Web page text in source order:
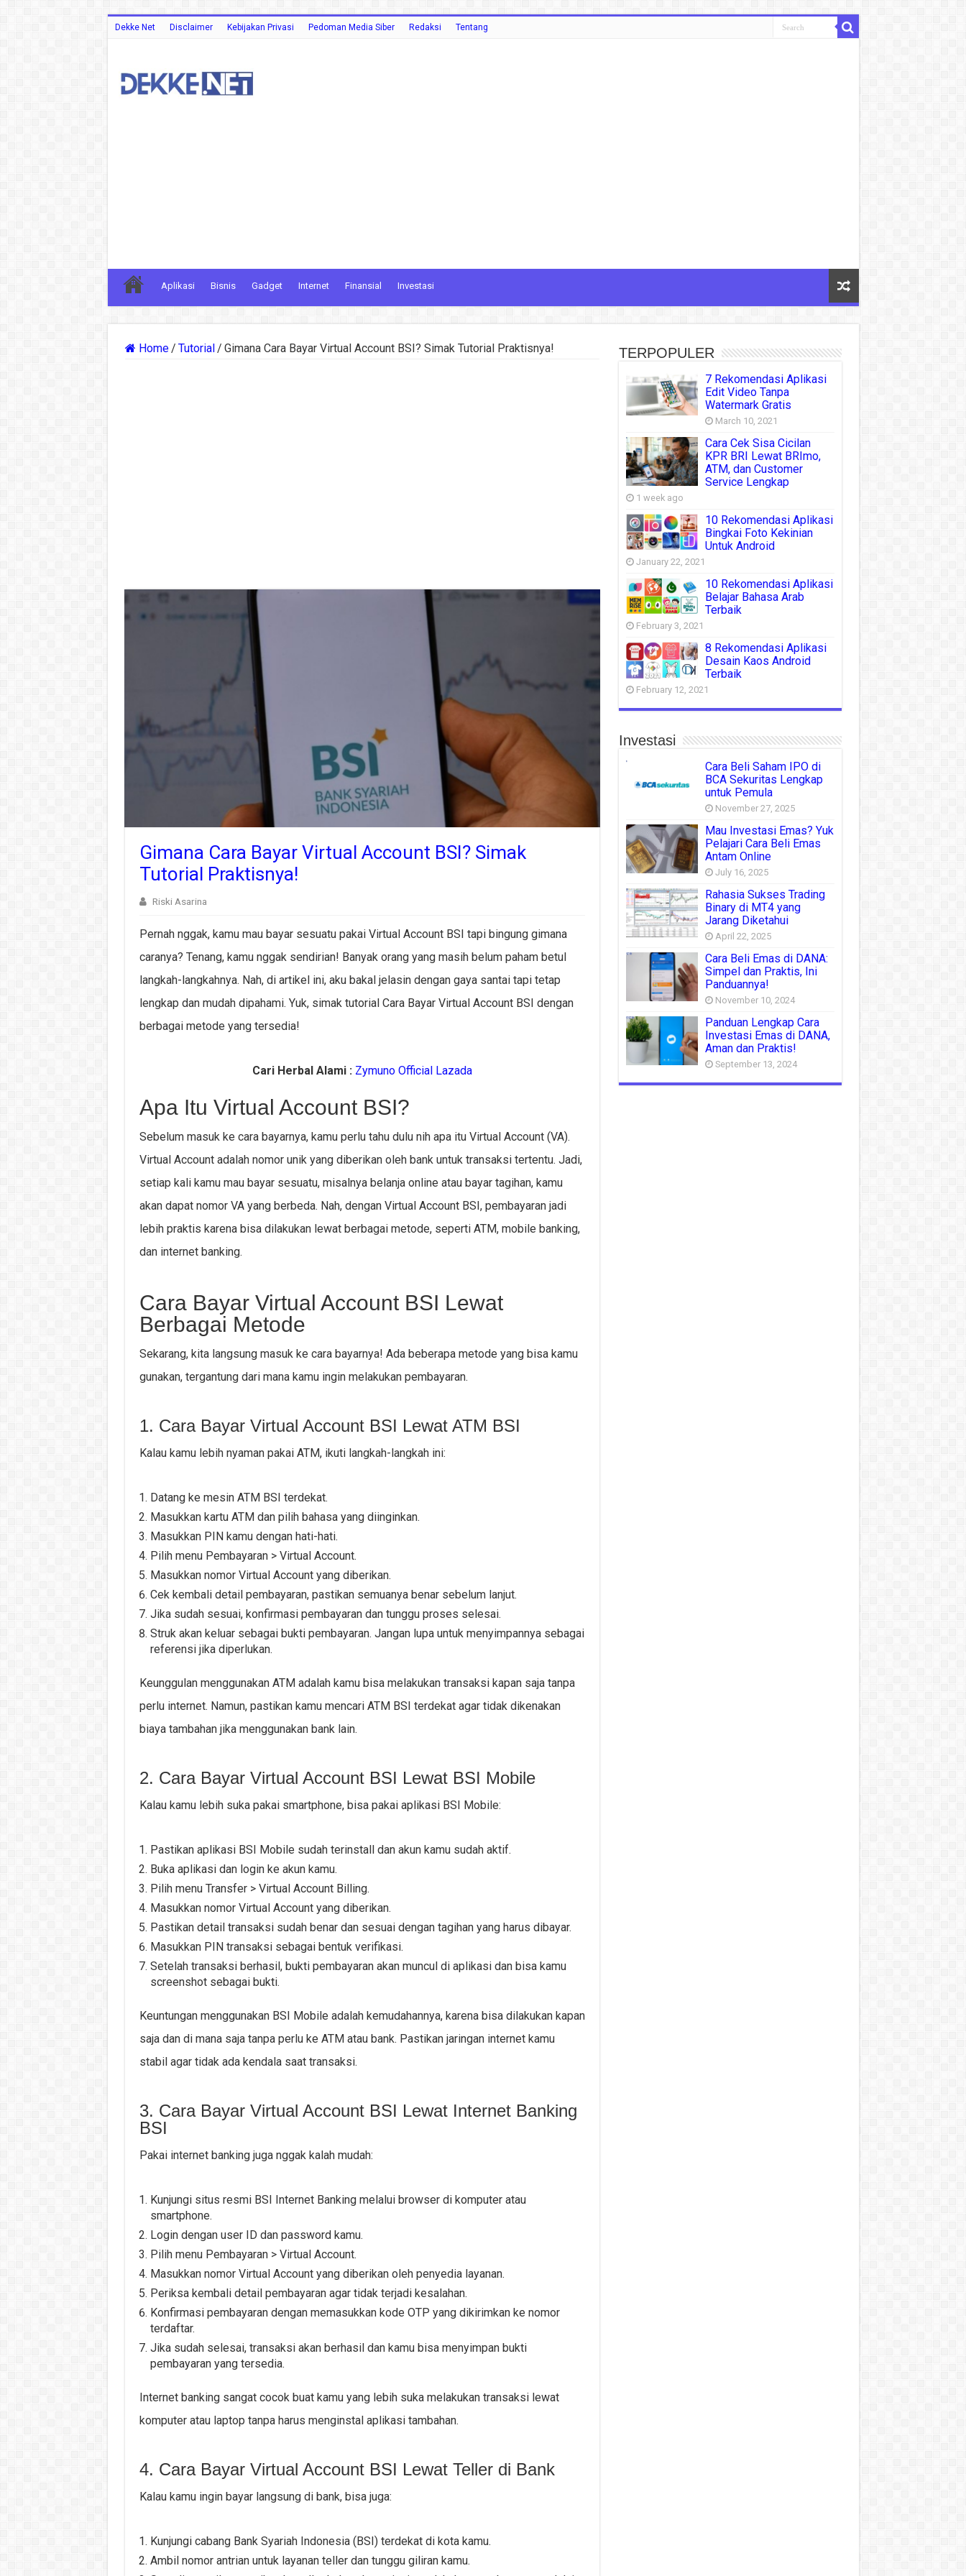
Dekke Net Disclaimer Kebijakan Privasi Pedoman Media Siber Redaksi Tentang
Aplikasi Bisnis Gadget Internet Finansial Investasi
Home/ Tutorial/ Gimana Cara Bayar Virtual Account BSI? Simak Tutorial Praktisnya!
Gimana Cara Bayar Virtual Account BSI? Simak
Tutorial Praktisnya!
Riski Asarina
Pernah nggak, kamu mau bayar sesuatu pakai Virtual Account BSI tapi bingung gimana
caranya? Tenang, kamu nggak sendirian! Banyak orang yang masih belum paham betul
langkah-langkahnya. Nah, di artikel ini, aku bakal jelasin dengan gaya santai tapi tetap
lengkap dan mudah dipahami. Yuk, simak tutorial Cara Bayar Virtual Account BSI dengan
berbagai metode yang tersedia!
Cari Herbal Alami : Zymuno Official Lazada
Apa Itu Virtual Account BSI?
Sebelum masuk ke cara bayarnya, kamu perlu tahu dulu nih apa itu Virtual Account (VA).
Virtual Account adalah nomor unik yang diberikan oleh bank untuk transaksi tertentu. Jadi,
setiap kali kamu mau bayar sesuatu, misalnya belanja online atau bayar tagihan, kamu
akan dapat nomor VA yang berbeda. Nah, dengan Virtual Account BSI, pembayaran jadi
lebih praktis karena bisa dilakukan lewat berbagai metode, seperti ATM, mobile banking,
dan internet banking.
Cara Bayar Virtual Account BSI Lewat
Berbagai Metode
Sekarang, kita langsung masuk ke cara bayarnya! Ada beberapa metode yang bisa kamu
gunakan, tergantung dari mana kamu ingin melakukan pembayaran.
1. Cara Bayar Virtual Account BSI Lewat ATM BSI
Kalau kamu lebih nyaman pakai ATM, ikuti langkah-langkah ini:
Datang ke mesin ATM BSI terdekat.
Masukkan kartu ATM dan pilih bahasa yang diinginkan.
Masukkan PIN kamu dengan hati-hati.
Pilih menu Pembayaran > Virtual Account.
Masukkan nomor Virtual Account yang diberikan.
Cek kembali detail pembayaran, pastikan semuanya benar sebelum lanjut.
Jika sudah sesuai, konfirmasi pembayaran dan tunggu proses selesai.
Struk akan keluar sebagai bukti pembayaran. Jangan lupa untuk menyimpannya sebagai
referensi jika diperlukan.
Keunggulan menggunakan ATM adalah kamu bisa melakukan transaksi kapan saja tanpa
perlu internet. Namun, pastikan kamu mencari ATM BSI terdekat agar tidak dikenakan
biaya tambahan jika menggunakan bank lain.
2. Cara Bayar Virtual Account BSI Lewat BSI Mobile
Kalau kamu lebih suka pakai smartphone, bisa pakai aplikasi BSI Mobile:
Pastikan aplikasi BSI Mobile sudah terinstall dan akun kamu sudah aktif.
Buka aplikasi dan login ke akun kamu.
Pilih menu Transfer > Virtual Account Billing.
Masukkan nomor Virtual Account yang diberikan.
Pastikan detail transaksi sudah benar dan sesuai dengan tagihan yang harus dibayar.
Masukkan PIN transaksi sebagai bentuk verifikasi.
Setelah transaksi berhasil, bukti pembayaran akan muncul di aplikasi dan bisa kamu
screenshot sebagai bukti.
Keuntungan menggunakan BSI Mobile adalah kemudahannya, karena bisa dilakukan kapan
saja dan di mana saja tanpa perlu ke ATM atau bank. Pastikan jaringan internet kamu
stabil agar tidak ada kendala saat transaksi.
3. Cara Bayar Virtual Account BSI Lewat Internet Banking
BSI
Pakai internet banking juga nggak kalah mudah:
Kunjungi situs resmi BSI Internet Banking melalui browser di komputer atau
smartphone.
Login dengan user ID dan password kamu.
Pilih menu Pembayaran > Virtual Account.
Masukkan nomor Virtual Account yang diberikan oleh penyedia layanan.
Periksa kembali detail pembayaran agar tidak terjadi kesalahan.
Konfirmasi pembayaran dengan memasukkan kode OTP yang dikirimkan ke nomor
terdaftar.
Jika sudah selesai, transaksi akan berhasil dan kamu bisa menyimpan bukti
pembayaran yang tersedia.
Internet banking sangat cocok buat kamu yang lebih suka melakukan transaksi lewat
komputer atau laptop tanpa harus menginstal aplikasi tambahan.
4. Cara Bayar Virtual Account BSI Lewat Teller di Bank
Kalau kamu ingin bayar langsung di bank, bisa juga:
Kunjungi cabang Bank Syariah Indonesia (BSI) terdekat di kota kamu.
Ambil nomor antrian untuk layanan teller dan tunggu giliran kamu.
TERPOPULER
7 Rekomendasi Aplikasi
Edit Video Tanpa
Watermark Gratis
March 10, 2021
Cara Cek Sisa Cicilan
KPR BRI Lewat BRImo,
ATM, dan Customer
Service Lengkap
1 week ago
10 Rekomendasi Aplikasi
Bingkai Foto Kekinian
Untuk Android
January 22, 2021
10 Rekomendasi Aplikasi
Belajar Bahasa Arab
Terbaik
February 3, 2021
8 Rekomendasi Aplikasi
Desain Kaos Android
Terbaik
February 12, 2021
Investasi
Cara Beli Saham IPO di
BCA Sekuritas Lengkap
untuk Pemula
November 27, 2025
Mau Investasi Emas? Yuk
Pelajari Cara Beli Emas
Antam Online
July 16, 2025
Rahasia Sukses Trading
Binary di MT4 yang
Jarang Diketahui
April 22, 2025
Cara Beli Emas di DANA:
Simpel dan Praktis, Ini
Panduannya!
November 10, 2024
Panduan Lengkap Cara
Investasi Emas di DANA,
Aman dan Praktis!
September 13, 2024